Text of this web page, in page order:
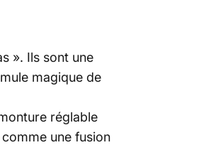
». Ils sont une
magique de
réglable
une fusion